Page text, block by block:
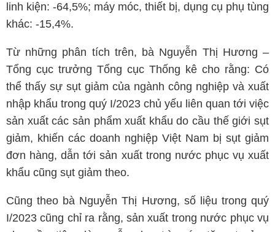
linh kiện: -64,5%; máy móc, thiết bị, dụng cụ phụ tùng
khác: -15,4%.
Từ những phân tích trên, bà Nguyễn Thị Hương –
Tổng cục trưởng Tổng cục Thống kê cho rằng: Có
thể thấy sự sụt giảm của ngành công nghiệp và xuất
nhập khẩu trong quý I/2023 chủ yếu liên quan tới việc
sản xuất các sản phẩm xuất khẩu do cầu thế giới sụt
giảm, khiến các doanh nghiệp Việt Nam bị sụt giảm
đơn hàng, dẫn tới sản xuất trong nước phục vụ xuất
khẩu cũng sụt giảm theo.
Cũng theo bà Nguyễn Thị Hương, số liệu trong quý
I/2023 cũng chỉ ra rằng, sản xuất trong nước phục vụ